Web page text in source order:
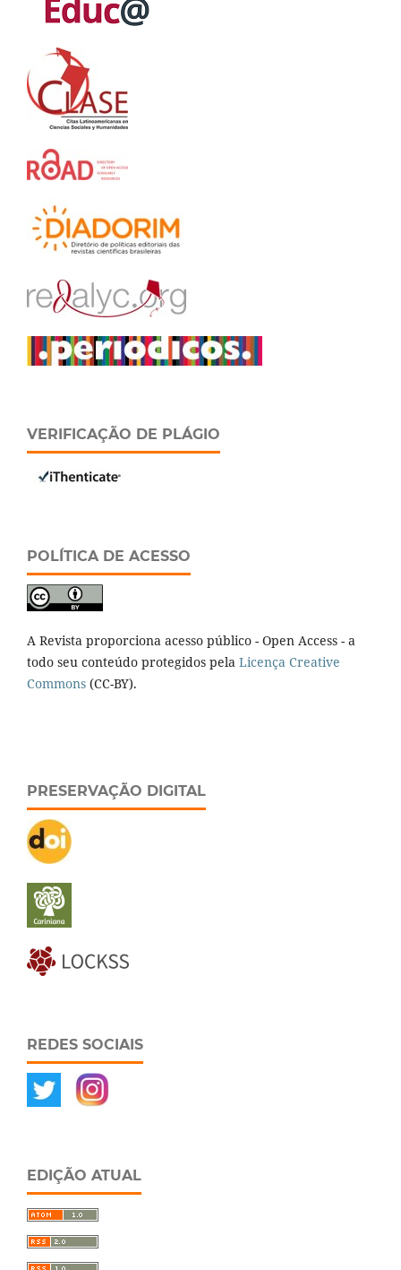
VERIFICAÇÃO DE PLÁGIO
POLÍTICA DE ACESSO
A Revista proporciona acesso público - Open Access - a
todo seu conteúdo protegidos pela Licença Creative
Commons (CC-BY).
PRESERVAÇÃO DIGITAL
REDES SOCIAIS
EDIÇÃO ATUAL